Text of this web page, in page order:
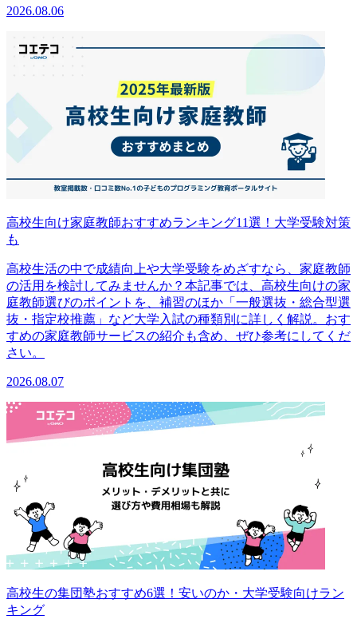
2026.08.06
高校生向け家庭教師おすすめランキング11選！大学受験対策
も
高校生活の中で成績向上や大学受験をめざすなら、家庭教師
の活用を検討してみませんか？本記事では、高校生向けの家
庭教師選びのポイントを、補習のほか「一般選抜・総合型選
抜・指定校推薦」など大学入試の種類別に詳しく解説。おす
すめの家庭教師サービスの紹介も含め、ぜひ参考にしてくだ
さい。
2026.08.07
高校生の集団塾おすすめ6選！安いのか・大学受験向けラン
キング